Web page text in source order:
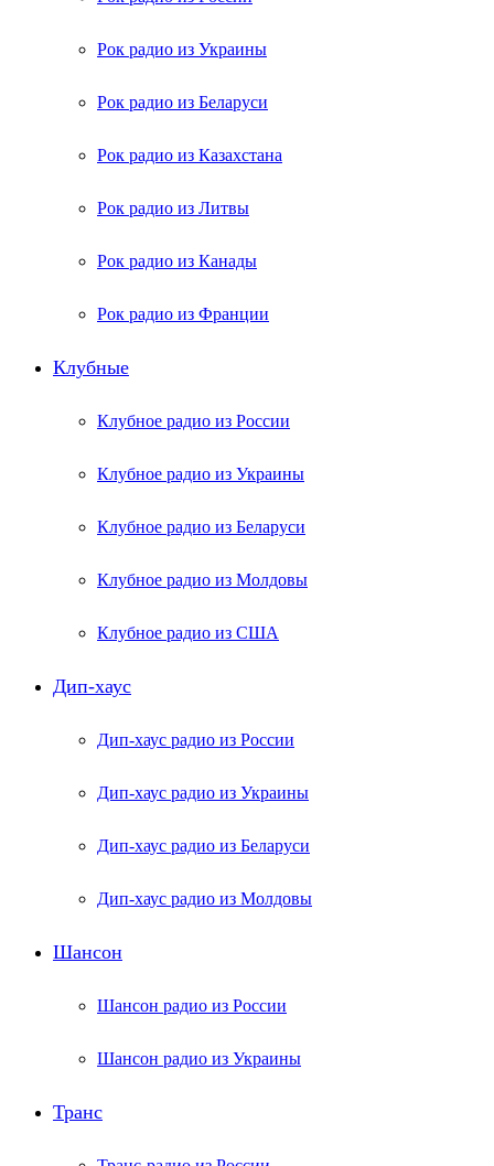
Рок радио из Украины
Рок радио из Беларуси
Рок радио из Казахстана
Рок радио из Литвы
Рок радио из Канады
Рок радио из Франции
Клубные
Клубное радио из России
Клубное радио из Украины
Клубное радио из Беларуси
Клубное радио из Молдовы
Клубное радио из США
Дип-хаус
Дип-хаус радио из России
Дип-хаус радио из Украины
Дип-хаус радио из Беларуси
Дип-хаус радио из Молдовы
Шансон
Шансон радио из России
Шансон радио из Украины
Транс